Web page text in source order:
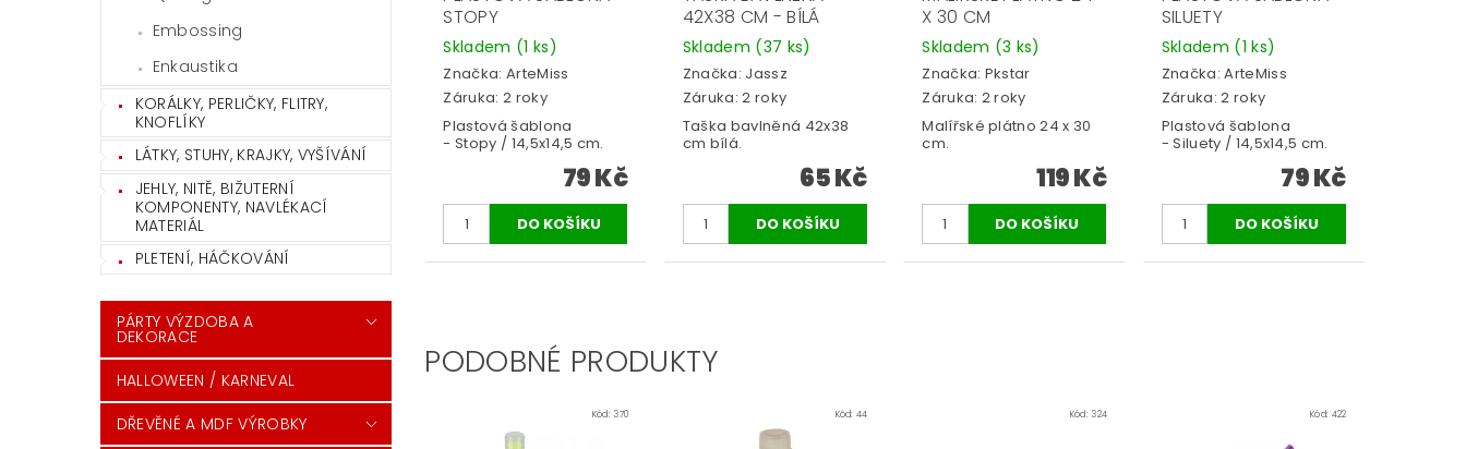
Embossing
Enkaustika
KORÁLKY, PERLIČKY, FLITRY,
KNOFLÍKY
LÁTKY, STUHY, KRAJKY, VYŠÍVÁNÍ
JEHLY, NITĚ, BIŽUTERNÍ
KOMPONENTY, NAVLÉKACÍ
MATERIÁL
PLETENÍ, HÁČKOVÁNÍ
PÁRTY VÝZDOBA A
DEKORACE
HALLOWEEN / KARNEVAL
DŘEVĚNÉ A MDF VÝROBKY
STOPY
Skladem (1 ks)
Značka: ArteMiss
Záruka: 2 roky
Plastová šablona
- Stopy / 14,5x14,5 cm.
79 Kč
42X38 CM - BÍLÁ
Skladem (37 ks)
Značka: Jassz
Záruka: 2 roky
Taška bavlněná 42x38
cm bílá.
65 Kč
X 30 CM
Skladem (3 ks)
Značka: Pkstar
Záruka: 2 roky
Malířské plátno 24 x 30
cm.
119 Kč
SILUETY
Skladem (1 ks)
Značka:ArteMiss
Záruka: 2 roky
Plastová šablona
- Siluety / 14,5x14,5 cm.
79 Kč
PODOBNÉ PRODUKTY
Kód: 370 Kód:44 Kód: 324 Kód: 422